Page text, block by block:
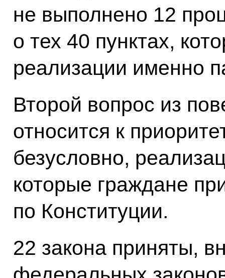
не выполнено 12
о тех 40 пунктах,
реализации именно
Второй вопрос из
относится к
безусловно,
которые граждане
по Конституции.
22 закона приняты,